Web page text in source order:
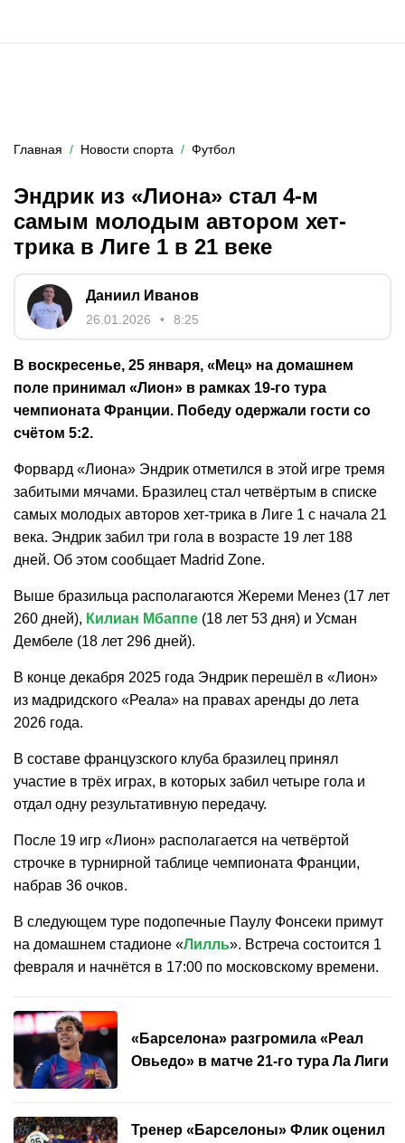
Главная Новости спорта Футбол
Эндрик из «Лиона» стал 4-м
самым молодым автором хет-
трика в Лиге 1 в 21 веке
Даниил Иванов
26.01.2026 8:25
В воскресенье, 25 января, «Мец» на домашнем
поле принимал «Лион» в рамках 19-го тура
чемпионата Франции. Победу одержали гости со
счётом 5:2.
Форвард «Лиона» Эндрик отметился в этой игре тремя
забитыми мячами. Бразилец стал четвёртым в списке
самых молодых авторов хет-трика в Лиге 1 с начала 21
века. Эндрик забил три гола в возрасте 19 лет 188
дней. Об этом сообщает Madrid Zone.
Выше бразильца располагаются Жереми Менез (17 лет
260 дней), Килиан Мбаппе (18 лет 53 дня) и Усман
Дембеле (18 лет 296 дней).
В конце декабря 2025 года Эндрик перешёл в «Лион»
из мадридского «Реала» на правах аренды до лета
2026 года.
В составе французского клуба бразилец принял
участие в трёх играх, в которых забил четыре гола и
отдал одну результативную передачу.
После 19 игр «Лион» располагается на четвёртой
строчке в турнирной таблице чемпионата Франции,
набрав 36 очков.
В следующем туре подопечные Паулу Фонсеки примут
на домашнем стадионе «Лилль». Встреча состоится 1
февраля и начнётся в 17:00 по московскому времени.
«Барселона» разгромила «Реал
Овьедо» в матче 21-го тура Ла Лиги
Тренер «Барселоны» Флик оценил